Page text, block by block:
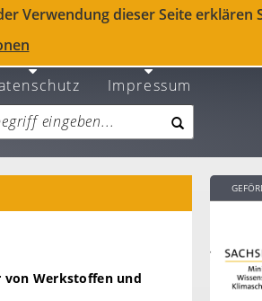
Verwendung dieser Seite erklären
Impressum
Werkstoffen und